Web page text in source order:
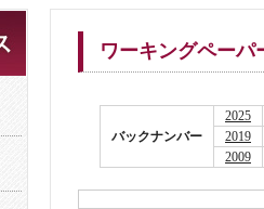
ワーキングペーパ
バックナンバー
2025
2019
2009